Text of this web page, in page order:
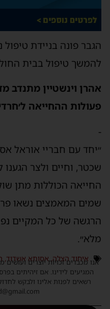
הגבר פונה בניידת
להמשך טיפול בבית
אהרן וינשטיין מתנדב
פעולות ההחייאה
-
״יחד עם חבריי אוראל
שכטר, וחיים ולצר הגענו
החייאה הכוללות מתן
שמים המאמצים נשאו
הרגשה של כל המקיים
מלא״.
איחוד הצלה,אסותא אשדוד,
אנו מכבדים זכויות יוצרים
המגיעים לידינו. אם זיהיתים
רשאים לפנות אלינו ולבקש